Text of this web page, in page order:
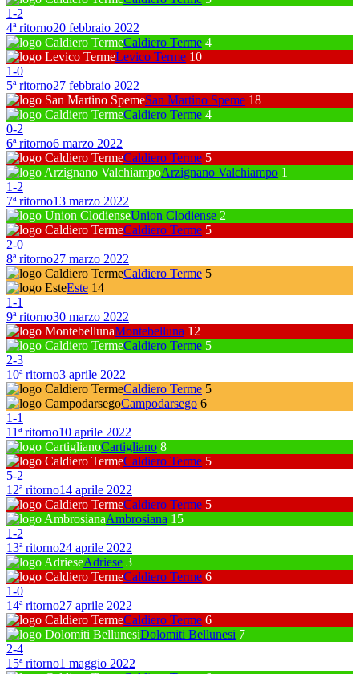
1-2
4ª ritorno20 febbraio 2022
Caldiero Terme 4
Levico Terme 10
1-0
5ª ritorno27 febbraio 2022
San Martino Speme 18
Caldiero Terme 4
0-2
6ª ritorno6 marzo 2022
Caldiero Terme 5
Arzignano Valchiampo 1
1-2
7ª ritorno13 marzo 2022
Union Clodiense 2
Caldiero Terme 5
2-0
8ª ritorno27 marzo 2022
Caldiero Terme 5
Este 14
1-1
9ª ritorno30 marzo 2022
Montebelluna 12
Caldiero Terme 5
2-3
10ª ritorno3 aprile 2022
Caldiero Terme 5
Campodarsego 6
1-1
11ª ritorno10 aprile 2022
Cartigliano 8
Caldiero Terme 5
5-2
12ª ritorno14 aprile 2022
Caldiero Terme 5
Ambrosiana 15
1-2
13ª ritorno24 aprile 2022
Adriese 3
Caldiero Terme 6
1-0
14ª ritorno27 aprile 2022
Caldiero Terme 6
Dolomiti Bellunesi 7
2-4
15ª ritorno1 maggio 2022